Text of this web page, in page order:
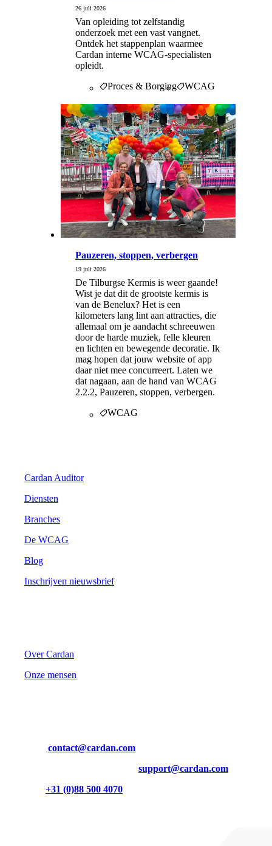
26 juli 2026
Van opleiding tot zelfstandig
onderzoek met een vast vangnet.
Ontdek het stappenplan waarmee
Cardan interne WCAG-specialisten
opleidt.
Proces & Borging
WCAG
Pauzeren, stoppen, verbergen
19 juli 2026
De Tilburgse Kermis is weer gaande!
Wist je dat dit de grootste kermis is
van de Benelux? Het is een
kilometers lang lint aan attracties, die
allemaal om je aandacht schreeuwen
door de harde muziek, felle kleuren
en lichten en bewegende decoratie. Ik
mag hopen dat jouw website of app
daar niet mee concurreert. Laten we
dat nagaan, aan de hand van WCAG
2.2.2, Pauzeren, stoppen, verbergen.
WCAG
Cardan Auditor
Diensten
Branches
De WCAG
Blog
Inschrijven nieuwsbrief
Over Cardan
Onze mensen
contact@cardan.com
support@cardan.com
+31 (0)88 500 4070